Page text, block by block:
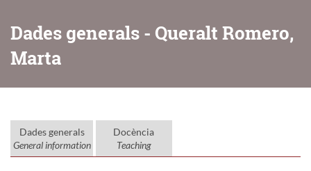
Dades generals - Queralt Romero,
Marta
Dades generals
General information
Docència
Teaching